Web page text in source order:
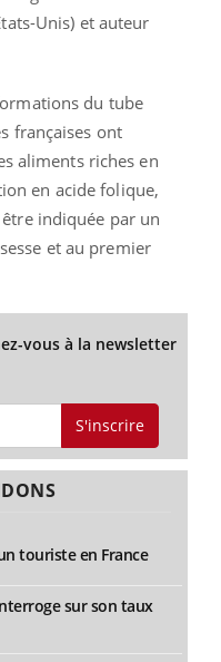
Unis) et auteur
du tube
françaises ont
aliments riches en
en acide folique,
indiquée par un
et au premier
vous à la newsletter
S'inscrire
touriste en France
sur son taux